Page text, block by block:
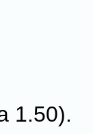
1.50).